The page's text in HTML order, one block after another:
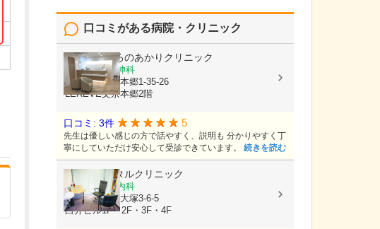
口コミがある病院・クリニック
後楽園こころのあかりクリニック
心療内科, 精神科
東京都文京区本郷1-35-26
LEREVE文京本郷2階
口コミ: 3件 5
先生は優しい感じの方で話やすく、説明も 分かりやすく丁
寧にしていただけ安心して受診できています。 続きを読む
小石川メンタルクリニック
精神科, 心療内科
東京都文京区大塚3-6-5
白井ビル1F・2F・3F・4F